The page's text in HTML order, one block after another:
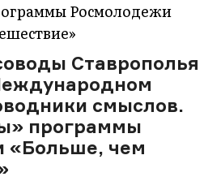
Ставрополья
смыслов.
программы
«Больше, чем